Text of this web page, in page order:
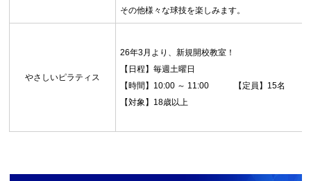
その他様々な球技を楽しみます。
やさしいピラティス
26年3月より、新規開校教室！
【日程】毎週土曜日
【時間】10:00 ～ 11:00 【定員】15名
【対象】18歳以上